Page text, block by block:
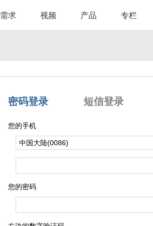
需求 视频 产品 专栏
密码登录 短信登录
您的手机
您的密码